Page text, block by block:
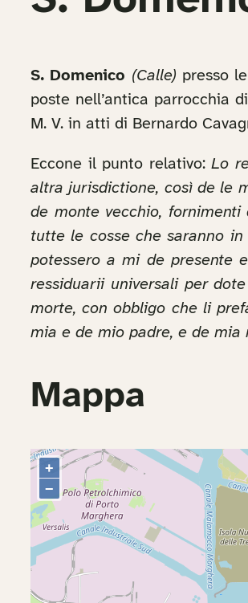
S. Domenico (Calle) presso
poste nell’antica parrocchia
M. V. in atti di Bernardo
Eccone il punto relativo:Lo
altra jurisdictione, così de le
de monte vecchio,
tutte le cosse che saranno
potessero a mi de presente
ressiduarii universali per
morte, con obbligo che li
mia e de mio padre, e de mia
Mappa